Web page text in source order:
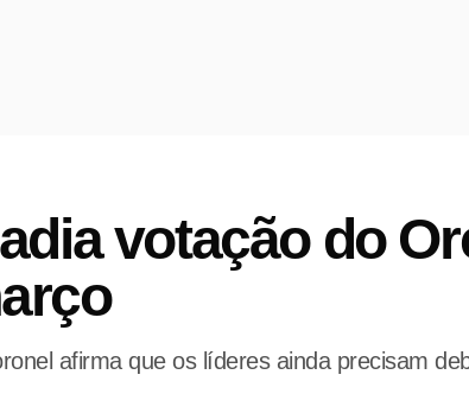
votação do
afirma que os líderes ainda precisam